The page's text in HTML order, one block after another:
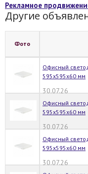
Рекламное
Другие
Фото
Офисный
595x595x60 мм
30.07.26
Офисный
595x595x60 мм
30.07.26
Офисный
595x595x60 мм
30.07.26